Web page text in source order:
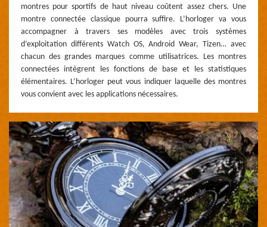
montres pour sportifs de haut niveau coûtent assez chers. Une
montre connectée classique pourra suffire. L’horloger va vous
accompagner à travers ses modèles avec trois systèmes
d’exploitation différents Watch OS, Android Wear, Tizen… avec
chacun des grandes marques comme utilisatrices. Les montres
connectées intègrent les fonctions de base et les statistiques
élémentaires. L’horloger peut vous indiquer laquelle des montres
vous convient avec les applications nécessaires.